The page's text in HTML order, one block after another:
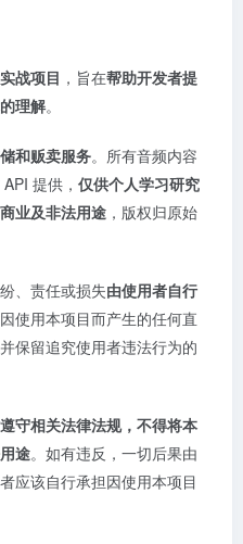
战项目 ，旨在帮助开发者提
理解。
和贩卖服务。所有音频内容
提供， 仅供个人学习研究
业及非法用途 ，版权归原始
、责任或损失由使用者自行
使用本项目而产生的任何直
保留追究使用者违法行为的
守相关法律法规，不得将本
途。如有违反，一切后果由
应该自行承担因使用本项目